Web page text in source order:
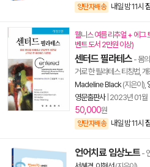
양탄자배송 내일 밤 11시
웰니스 여름 리추얼 + 에그
벤트 도서 2만원 이상)
센터드 필라테스 - 몸
거로 한 필라테스 티칭법,
Madeline Black(지은이),
영문출판사| 2023년 01월
50,000원
양탄자배송 내일 밤 11시
언어치료 임상노트 -